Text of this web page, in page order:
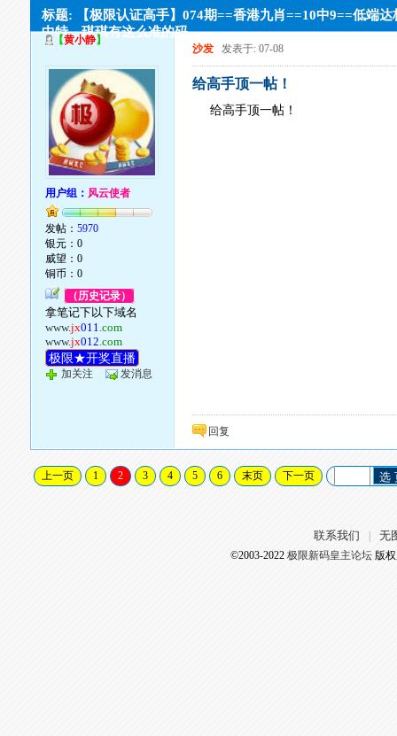
标题: 【极限认证高手】074期==香港九肖==10中9==低端
中特，琪琪有这么准的码。。
【黄小静】
用户组： 风云使者
发帖：5970
银元：0
威望：0
铜币：0
（历史记录）
拿笔记下以下域名
www.jx011.com
www.jx012.com
极限★开奖直播
加关注 发消息
沙发 发表于: 07-08
给高手顶一帖！
给高手顶一帖！
回复
上一页 1 2 3 4 5 6 末页 下一页 选
联系我们 无
©2003-2022 极限新码皇主论坛版权